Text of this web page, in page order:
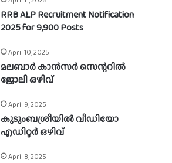
RRB ALP Recruitment Notification
2025 for 9,900 Posts
April 10, 2025
മലബാർ കാൻസർ സെന്ററിൽ
ജോലി ഒഴിവ്
April 9, 2025
കുടുംബശ്രീയിൽ വീഡിയോ
എഡിറ്റർ ഒഴിവ്
April 8, 2025